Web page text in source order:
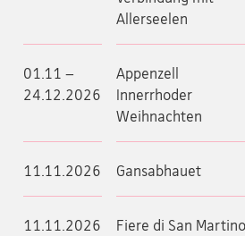
Allerseelen
01.11 –
24.12.2026
Appenzell
Innerrhoder
Weihnachten
11.11.2026 Gansabhauet
11.11.2026 Fiere di San Martino